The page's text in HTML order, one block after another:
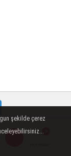
İlkeleri
şekilde çerez